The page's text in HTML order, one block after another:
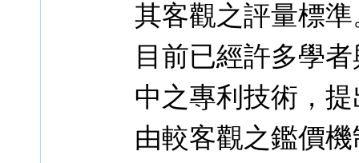
其客觀之評量標
目前已經許多學
中之專利技術，
由較客觀之鑑價